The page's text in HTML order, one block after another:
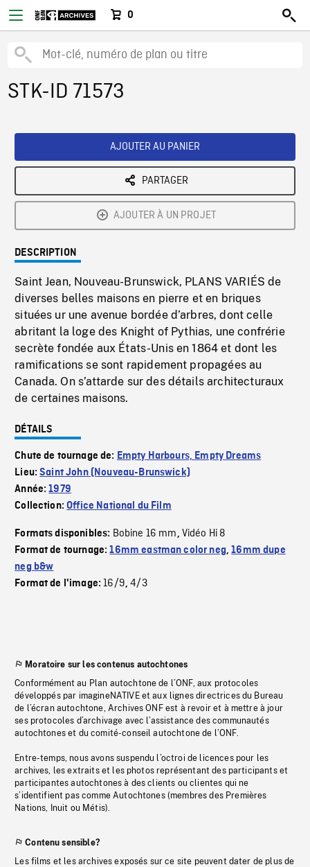
0
STK-ID 71573
AJOUTER AU PANIER
PARTAGER
AJOUTER À UN PROJET
DESCRIPTION
Saint Jean, Nouveau-Brunswick, PLANS VARIÉS de
diverses belles maisons en pierre et en briques
situées ur une avenue bordée d’arbres, dont celle
abritant la loge des Knight of Pythias, une confrérie
secrète fondée aux États-Unis en 1864 et dont les
ramifications se sont rapidement propagées au
Canada. On s’attarde sur des détails architecturaux
de certaines maisons.
DÉTAILS
Chute de tournage de: Empty Harbours, Empty Dreams
Lieu:Saint John (Nouveau-Brunswick)
Année:1979
Collection:Office National du Film
Formats disponibles: Bobine 16 mm, Vidéo Hi 8
Format de tournage:16mm eastman color neg,16mm dupe
neg b&w
Format de l'image:16/9,4/3
Moratoire sur les contenus autochtones
Conformément au Plan autochtone de l’ONF, aux protocoles
développés par imagineNATIVE et aux lignes directrices du Bureau
de l’écran autochtone, Archives ONF est à revoir et à mettre à jour
ses protocoles d’archivage avec l’assistance des communautés
autochtones et du comité-conseil autochtone de l’ONF.
Entre-temps, nous avons suspendu l’octroi de licences pour les
archives, les extraits et les photos représentant des participants et
participantes autochtones à des clients ou clientes qui ne
s’identifient pas comme Autochtones (membres des Premières
Nations, Inuit ou Métis).
Contenu sensible?
Les films et les archives exposés sur ce site peuvent dater de plus de